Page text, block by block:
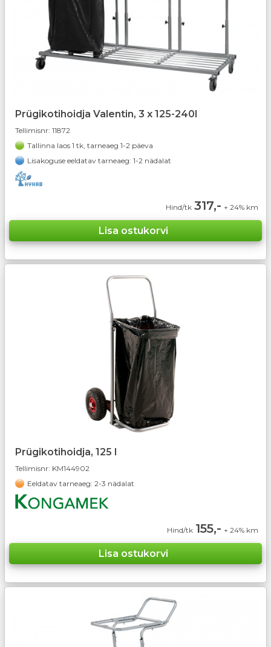
Prügikotihoidja Valentin, 3 x 125-240l
Tellimisnr: 11872
Tallinna laos 1 tk, tarneaeg 1-2 päeva
Lisakoguse eeldatav tarneaeg: 1-2 nädalat
Hind/tk 317,- + 24% km
Prügikotihoidja, 125 l
Tellimisnr: KM144902
Eeldatav tarneaeg: 2-3 nädalat
Hind/tk 155,- + 24% km